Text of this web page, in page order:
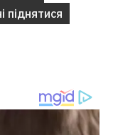
піднятися